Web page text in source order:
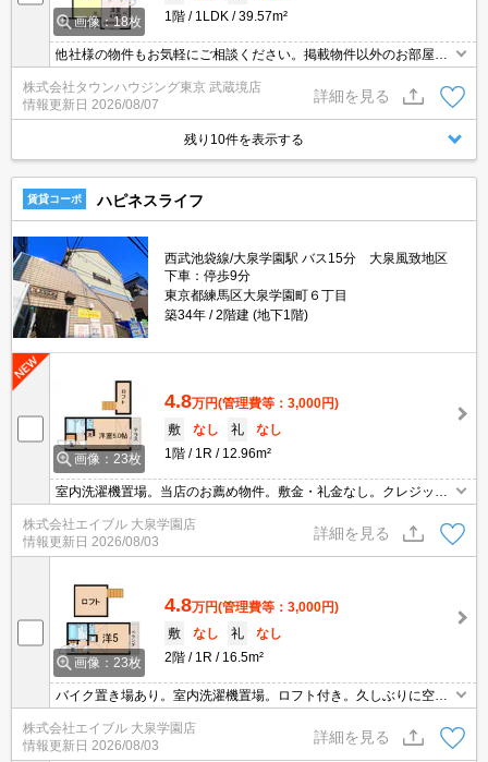
画像：18枚
1階
1LDK 39.57m²
他社様の物件もお気軽にご相談ください。掲載物件以外のお部屋も
ご紹介出来ます。明るく元気なスタッフが丁寧にご対応させていた
だきます。当店ならオンラインで見学・接客可能です！お気軽にお
問い合わせ下さい☆★
株式会社タウンハウジング東京 武蔵境店
情報更新日 2026/08/07
詳細を見る
残り10件を表示する
賃貸コーポ ハピネスライフ
西武池袋線/大泉学園駅 バス15分 大泉風致地区
下車：停歩9分
東京都練馬区大泉学園町６丁目
築34年
2階建 (地下1階)
画像：23枚
4.8万円(管理費等：3,000円)
敷
なし 礼
なし
1階
1R 12.96m²
室内洗濯機置場。当店のお薦め物件。敷金・礼金なし。クレジット
で家賃支払可。仲介手数料家賃の0.55ヵ月分。
株式会社エイブル 大泉学園店
情報更新日 2026/08/03
詳細を見る
画像：23枚
4.8万円(管理費等：3,000円)
敷
なし 礼
なし
2階
1R 16.5m²
バイク置き場あり。室内洗濯機置場。ロフト付き。久しぶりに空き
ました。オススメ物件。
株式会社エイブル 大泉学園店
情報更新日 2026/08/03
詳細を見る